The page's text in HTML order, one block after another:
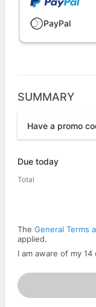
PayPal
SUMMARY
Have a promo
Due today
Total
The General Terms
applied.
I am aware of my